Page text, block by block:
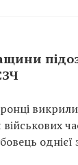
однієї